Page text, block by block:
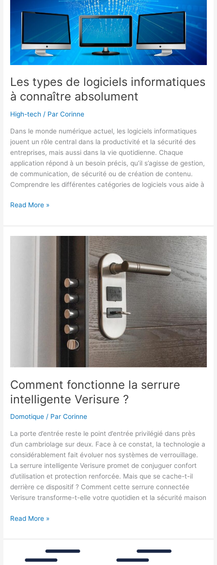
Les types de logiciels informatiques
à connaître absolument
High-tech / ParCorinne
Dans le monde numérique actuel, les logiciels informatiques
jouent un rôle central dans la productivité et la sécurité des
entreprises, mais aussi dans la vie quotidienne. Chaque
application répond à un besoin précis, qu’il s’agisse de gestion,
de communication, de sécurité ou de création de contenu.
Comprendre les différentes catégories de logiciels vous aide à
Les
de
logiciels
Read More »
Comment fonctionne la serrure
intelligente Verisure ?
Domotique / ParCorinne
La porte d’entrée reste le point d’entrée privilégié dans près
d’un cambriolage sur deux. Face à ce constat, la technologie a
considérablement fait évoluer nos systèmes de verrouillage.
La serrure intelligente Verisure promet de conjuguer confort
d’utilisation et protection renforcée. Mais que se cache-t-il
derrière ce dispositif ? Comment cette serrure connectée
Verisure transforme-t-elle votre quotidien et la sécurité maison
Comment
la
intelligente
Read More »